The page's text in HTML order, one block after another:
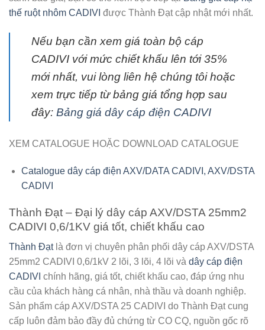
thế ruột nhôm CADIVI được Thành Đạt cập nhật mới nhất.
Nếu bạn cần xem giá toàn bộ cáp
CADIVI với mức chiết khấu lên tới 35%
mới nhất, vui lòng liên hệ chúng tôi hoặc
xem trực tiếp từ bảng giá tổng hợp sau
đây: Bảng giá dây cáp điện CADIVI
XEM CATALOGUE HOẶC DOWNLOAD CATALOGUE
Catalogue dây cáp điện AXV/DATA CADIVI, AXV/DSTA
CADIVI
Thành Đạt – Đại lý dây cáp AXV/DSTA 25mm2
CADIVI 0,6/1KV giá tốt, chiết khấu cao
Thành Đạtlà đơn vị chuyên phân phối dây cáp AXV/DSTA
25mm2 CADIVI 0,6/1kV 2 lõi, 3 lõi, 4 lõi và dây cáp điện
CADIVI chính hãng, giá tốt, chiết khấu cao, đáp ứng nhu
cầu của khách hàng cá nhân, nhà thầu và doanh nghiệp.
Sản phẩm cáp AXV/DSTA 25 CADIVI do Thành Đạt cung
cấp luôn đảm bảo đầy đủ chứng từ CO CQ, nguồn gốc rõ